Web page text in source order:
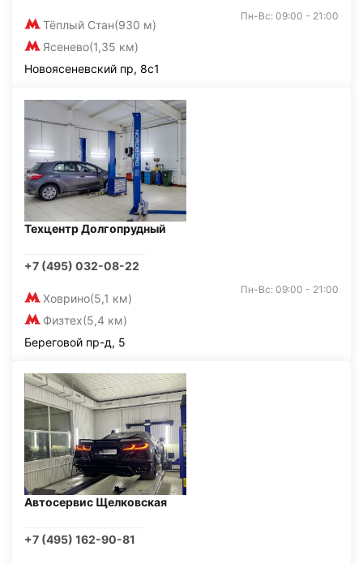
Тёплый Стан(930 м)
Ясенево(1,35 км)
Пн-Вс: 09:00 - 21:00
Новоясеневский пр, 8с1
Техцентр Долгопрудный
+7 (495) 032-08-22
Ховрино(5,1 км)
Физтех(5,4 км)
Пн-Вс: 09:00 - 21:00
Береговой пр-д, 5
Автосервис Щелковская
+7 (495) 162-90-81